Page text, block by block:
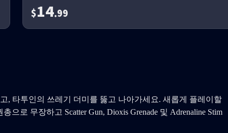
$14.99
, 타투인의 쓰레기 더미를 뚫고 나아가세요. 새롭게 플레이할
로 무장하고 Scatter Gun, Dioxis Grenade 및 Adrenaline Stim